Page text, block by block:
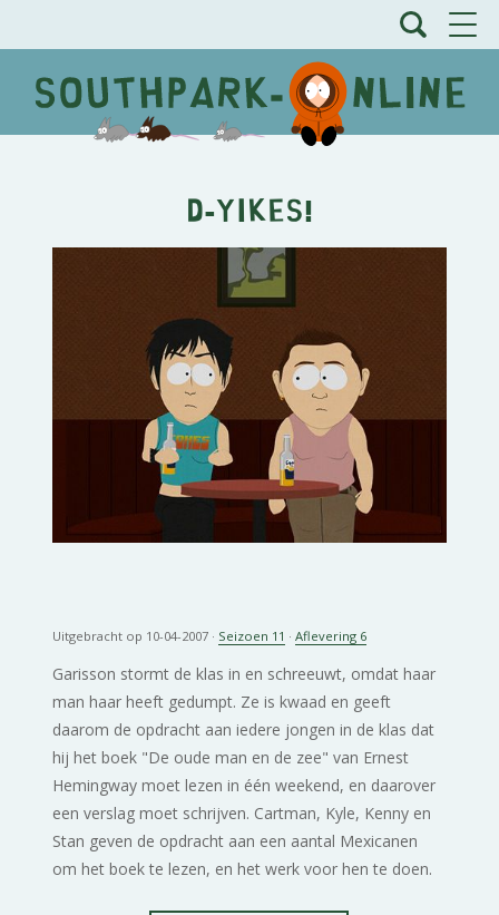
D-Yikes!
Uitgebracht op 10-04-2007 · Seizoen 11 ·Aflevering 6
Garisson stormt de klas in en schreeuwt, omdat haar
man haar heeft gedumpt. Ze is kwaad en geeft
daarom de opdracht aan iedere jongen in de klas dat
hij het boek "De oude man en de zee" van Ernest
Hemingway moet lezen in één weekend, en daarover
een verslag moet schrijven. Cartman, Kyle, Kenny en
Stan geven de opdracht aan een aantal Mexicanen
om het boek te lezen, en het werk voor hen te doen.